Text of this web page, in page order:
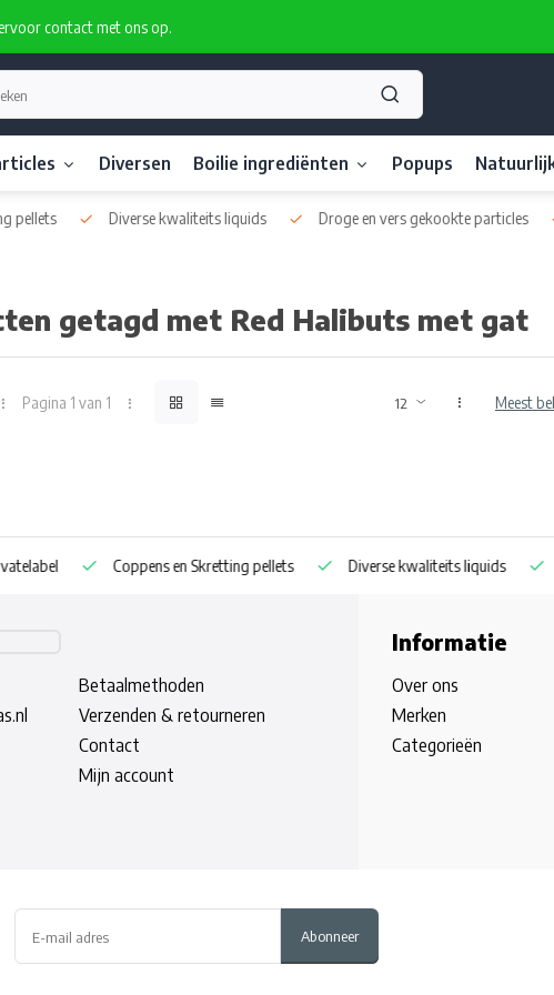
contact met ons op.
Diversen Boilie ingrediënten Popups
Droge en vers gekookte particles Eigen boilie productie ook
getagd met Red Halibuts met gat
Pagina 1 van 1 Meest
Diverse kwaliteits liquids Droge en vers gekookte particles
Betaalmethoden
Verzenden & retourneren
Contact
Mijn account
Informatie
Over ons
Merken
Categorieën
Abonneer